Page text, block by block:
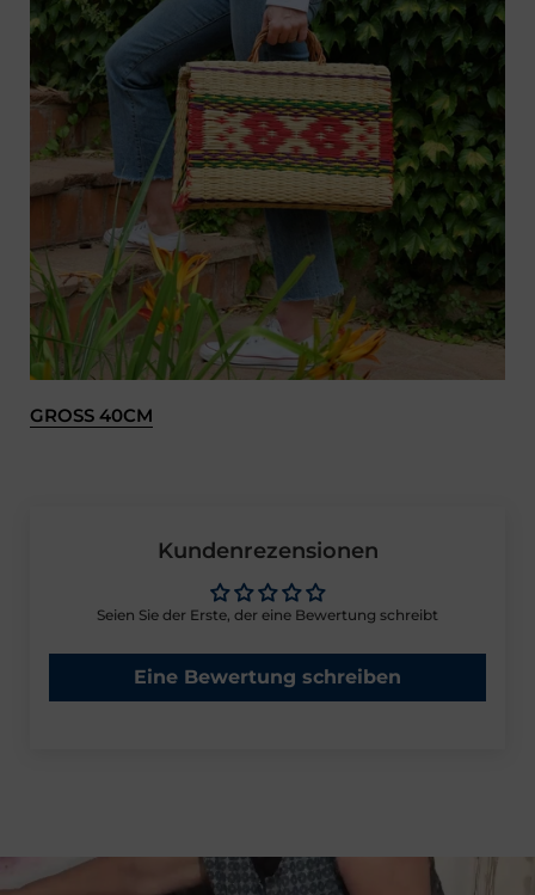
GROSS 40CM
Kundenrezensionen
Seien Sie der Erste, der eine Bewertung schreibt
Eine Bewertung schreiben